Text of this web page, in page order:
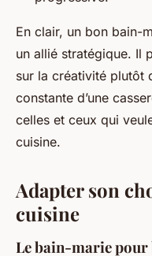
En clair, un bon bain-
un allié stratégique. Il
sur la créativité plutôt
constante d’une
celles et ceux qui
cuisine.
Adapter son
cuisine
Le bain-marie pour